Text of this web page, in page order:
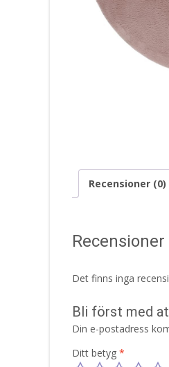
Recensioner (0)
Recensioner
Det finns inga
Bli först med
Din e-postadress
Ditt betyg *